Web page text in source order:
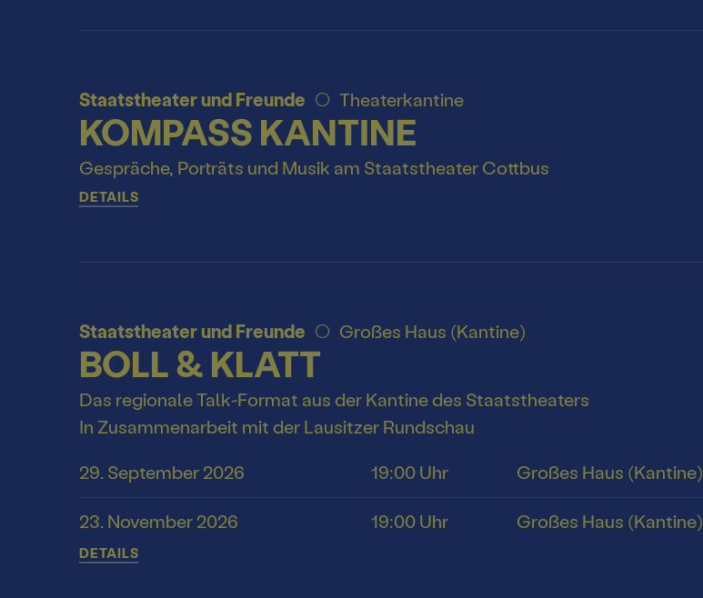
Staatstheater und Freunde Theaterkantine
KOMPASS KANTINE
Gespräche, Porträts und Musik am Staatstheater Cottbus
DETAILS
Staatstheater und Freunde Großes Haus (Kantine)
BOLL & KLATT
Das regionale Talk-Format aus der Kantine des Staatstheaters
In Zusammenarbeit mit der Lausitzer Rundschau
29. September 2026 19:00 Uhr Großes Haus (Kantine)
23. November 2026 19:00 Uhr Großes Haus (Kantine)
DETAILS